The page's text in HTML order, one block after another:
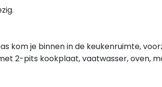
kom je binnen in de keukenruimte,
2-pits kookplaat, vaatwasser, oven,